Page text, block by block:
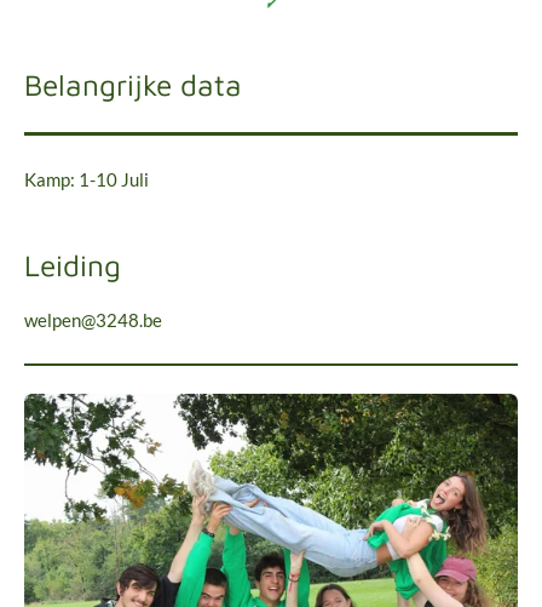
Belangrijke data
Kamp: 1-10 Juli
Leiding
welpen@3248.be